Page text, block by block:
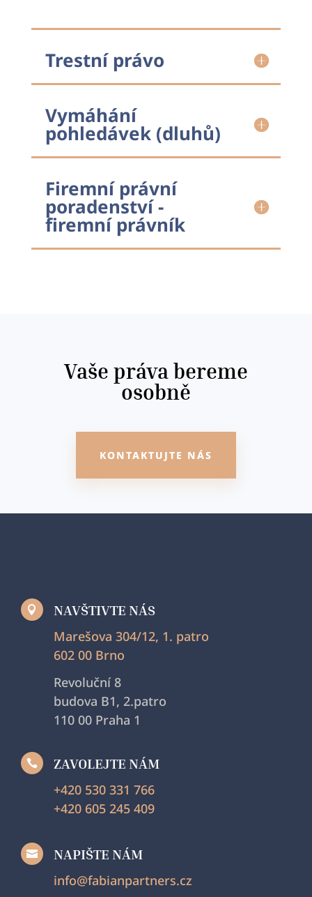
Trestní právo
Vymáhání
pohledávek (dluhů)
Firemní právní
poradenství -
firemní právník
Vaše práva bereme
osobně
KONTAKTUJTE NÁS

NAVŠTIVTE NÁS
Marešova 304/12, 1. patro
602 00 Brno
Revoluční 8
budova B1, 2.patro
110 00 Praha 1

ZAVOLEJTE NÁM
+420 530 331 766
+420 605 245 409

NAPIŠTE NÁM
info@fabianpartners.cz